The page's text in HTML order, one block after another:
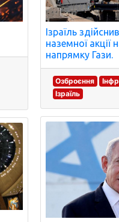
Ізраїль
наземної акції
напрямку Гази.
Озброєння
Ізраїль